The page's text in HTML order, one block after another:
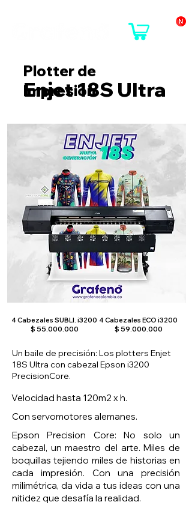
Plotter de
Impresión
Enjet 18S Ultra
4 Cabezales SUBLI. i3200
$ 55.000.000
4 Cabezales ECO i3200
$ 59.000.000
Un baile de precisión: Los plotters Enjet
18S Ultra con cabezal Epson i3200
PrecisionCore.
Velocidad hasta 120m2 x h.
Con servomotores alemanes.
Epson Precision Core: No solo un
cabezal, un maestro del arte. Miles de
boquillas tejiendo miles de historias en
cada impresión. Con una precisión
milimétrica, da vida a tus ideas con una
nitidez que desafía la realidad.